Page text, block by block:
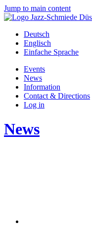
Jump to main content
Deutsch
Englisch
Einfache Sprache
Events
News
Information
Contact & Directions
Log in
News